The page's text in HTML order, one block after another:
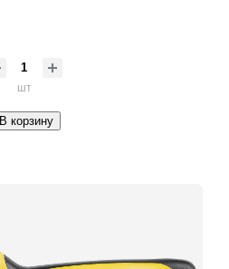
шт
В корзину